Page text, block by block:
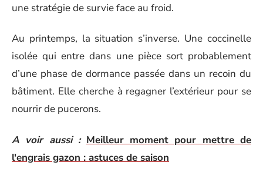
une stratégie de survie face au froid.
Au printemps, la situation s’inverse. Une coccinelle
isolée qui entre dans une pièce sort probablement
d’une phase de dormance passée dans un recoin du
bâtiment. Elle cherche à regagner l’extérieur pour se
nourrir de pucerons.
A voir aussi : Meilleur moment pour mettre de
l'engrais gazon : astuces de saison